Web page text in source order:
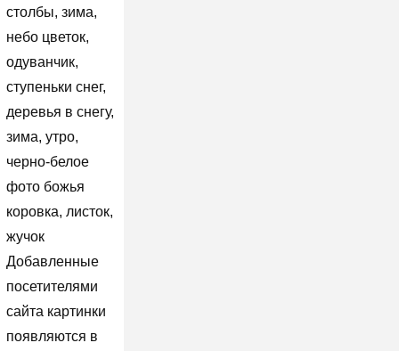
столбы, зима,
небо цветок,
одуванчик,
ступеньки снег,
деревья в снегу,
зима, утро,
черно-белое
фото божья
коровка, листок,
жучок
Добавленные
посетителями
сайта картинки
появляются в